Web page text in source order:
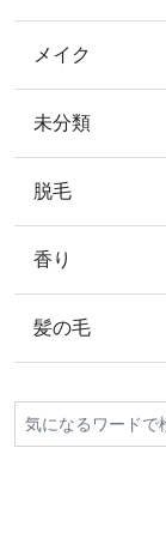
メイク
未分類
脱毛
香り
髪の毛